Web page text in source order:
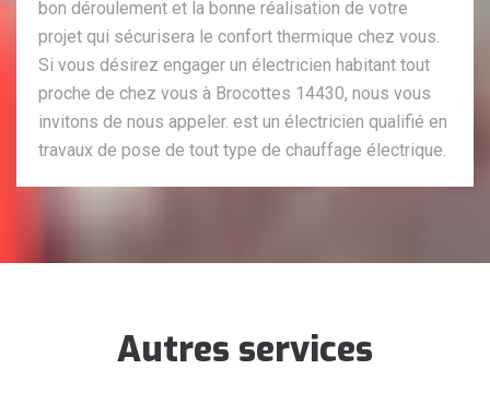
bon déroulement et la bonne réalisation de votre
projet qui sécurisera le confort thermique chez vous.
Si vous désirez engager un électricien habitant tout
proche de chez vous à Brocottes 14430, nous vous
invitons de nous appeler. est un électricien qualifié en
travaux de pose de tout type de chauffage électrique.
Autres services